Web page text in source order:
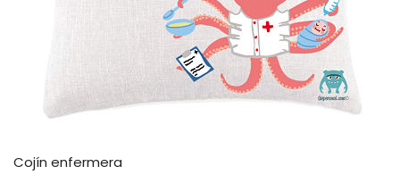
Cojín enfermera